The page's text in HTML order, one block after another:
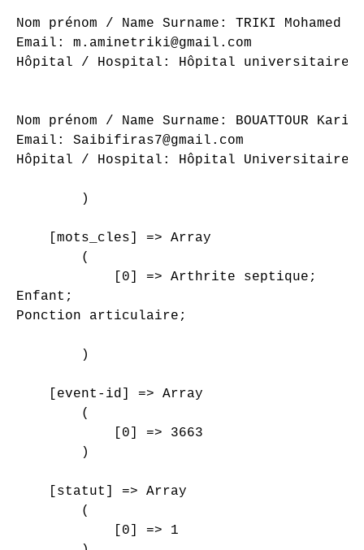
Nom prénom / Name Surname: TRIKI Mohamed
Email: m.aminetriki@gmail.com
Hôpital / Hospital: Hôpital universitaire
Nom prénom / Name Surname: BOUATTOUR Karim
Email: Saibifiras7@gmail.com
Hôpital / Hospital: Hôpital Universitaire
        )
    [mots_cles] => Array
        (
            [0] => Arthrite septique;
Enfant;
Ponction articulaire;
        )
    [event-id] => Array
        (
            [0] => 3663
        )
    [statut] => Array
        (
            [0] => 1